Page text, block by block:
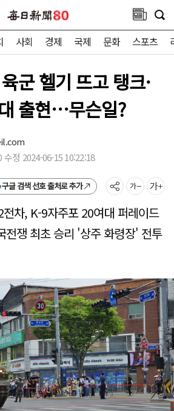
사회 경제 국제 문화 스포츠
군 헬기 뜨고 탱크·
출현…무슨일?
수정 2024-06-15 10:22:18
구글 검색 선호 출처로 추가
차, K-9자주포 20여대 퍼레이드
전쟁 최초 승리 '상주 화령장' 전투